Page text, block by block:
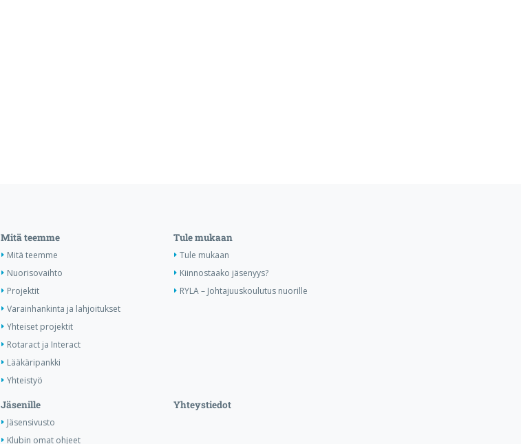
Mitä teemme
Mitä teemme
Nuorisovaihto
Projektit
Varainhankinta ja lahjoitukset
Yhteiset projektit
Rotaract ja Interact
Lääkäripankki
Yhteistyö
Tule mukaan
Tule mukaan
Kiinnostaako jäsenyys?
RYLA – Johtajuuskoulutus nuorille
Jäsenille
Jäsensivusto
Klubin omat ohjeet
Yhteystiedot